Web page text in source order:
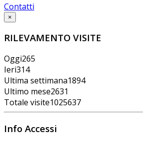
Contatti
×
RILEVAMENTO VISITE
Oggi265
Ieri314
Ultima settimana1894
Ultimo mese2631
Totale visite1025637
Info Accessi